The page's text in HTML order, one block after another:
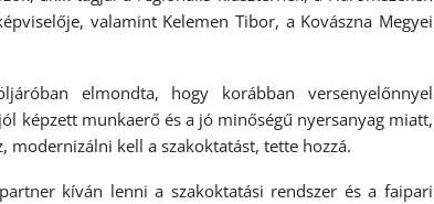
valamint Kelemen Tibor, a Kovászna Megyei
elmondta, hogy korábban versenyelőnnyel
képzett munkaerő és a jó minőségű nyersanyag miatt,
modernizálni kell a szakoktatást, tette hozzá.
kíván lenni a szakoktatási rendszer és a faipari